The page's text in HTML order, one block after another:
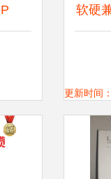
软硬
更新时间